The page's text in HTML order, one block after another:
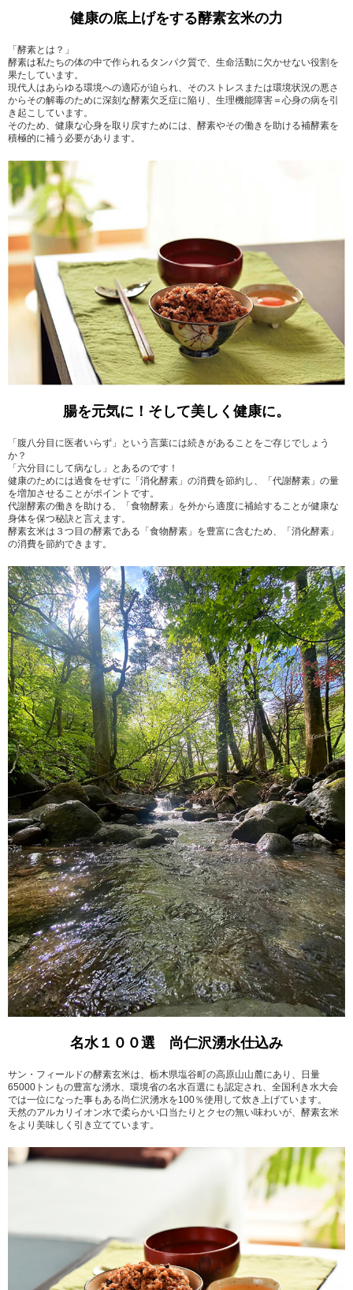
健康の底上げをする酵素玄米の力
「酵素とは？」
酵素は私たちの体の中で作られるタンパク質で、生命活動に欠かせない役割を
果たしています。
現代人はあらゆる環境への適応が迫られ、そのストレスまたは環境状況の悪さ
からその解毒のために深刻な酵素欠乏症に陥り、生理機能障害＝心身の病を引
き起こしています。
そのため、健康な心身を取り戻すためには、酵素やその働きを助ける補酵素を
積極的に補う必要があります。
腸を元気に！そして美しく健康に。
「腹八分目に医者いらず」という言葉には続きがあることをご存じでしょう
か？
「六分目にして病なし」とあるのです！
健康のためには過食をせずに「消化酵素」の消費を節約し、「代謝酵素」の量
を増加させることがポイントです。
代謝酵素の働きを助ける、「食物酵素」を外から適度に補給することが健康な
身体を保つ秘訣と言えます。
酵素玄米は３つ目の酵素である「食物酵素」を豊富に含むため、「消化酵素」
の消費を節約できます。
名水１００選 尚仁沢湧水仕込み
サン・フィールドの酵素玄米は、栃木県塩谷町の高原山山麓にあり、日量
65000トンもの豊富な湧水、環境省の名水百選にも認定され、全国利き水大会
では一位になった事もある尚仁沢湧水を100％使用して炊き上げています。
天然のアルカリイオン水で柔らかい口当たりとクセの無い味わいが、酵素玄米
をより美味しく引き立てています。